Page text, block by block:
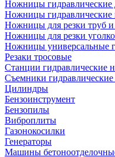
Ножницы гидравлические
Ножницы гидравлические
Ножницы для резки труб и
Ножницы для резки
Ножницы универсальные
Резаки тросовые
Станции гидравлические
Съемники
Цилиндры
Бензоинструмент
Бензопилы
Виброплиты
Газонокосилки
Генераторы
Машины